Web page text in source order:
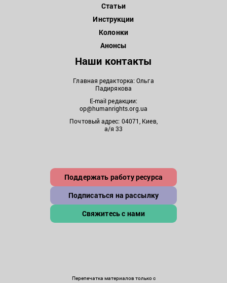
Статьи
Инструкции
Колонки
Анонсы
Наши контакты
Главная редакторка: Ольга
Падирякова
E-mail редакции:
op@humanrights.org.ua
Почтовый адрес: 04071, Киев,
а/я 33
Поддержать работу ресурса
Подписаться на рассылку
Свяжитесь с нами
Перепечатка материалов только с